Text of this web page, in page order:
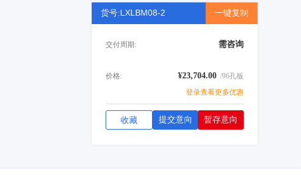
货号:LXLBM08-2 一键复制
交付周期: 需咨询
价格: ¥23,704.00 /96孔板
登录查看更多优惠
收藏 提交意向 暂存意向